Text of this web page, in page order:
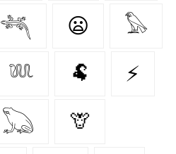
𓆈 😦 𓅃
𓆚 🐏 ⚡
𓆏 🦒